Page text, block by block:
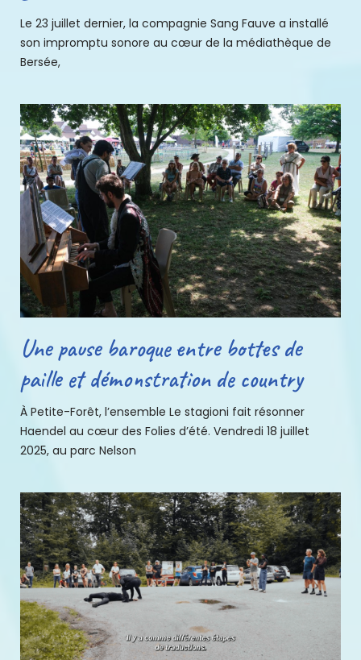
Le 23 juillet dernier, la compagnie Sang Fauve a installé
son impromptu sonore au cœur de la médiathèque de
Bersée,
Une pause baroque entre bottes de
paille et démonstration de country
À Petite-Forêt, l’ensemble Le stagioni fait résonner
Haendel au cœur des Folies d’été. Vendredi 18 juillet
2025, au parc Nelson